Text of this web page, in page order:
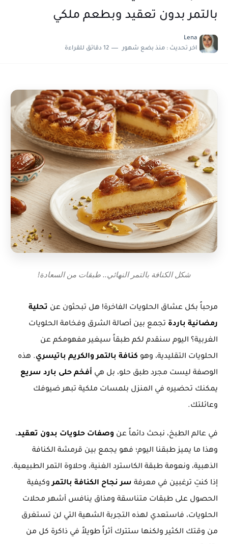
بالتمر بدون تعقيد وبطعم ملكي
Lena
اخر تحديث : منذ بضع شهور 12 دقائق للقراءة
شكل الكنافة بالتمر النهائي.. طبقات من السعادة!
مرحباً بكل عشاق الحلويات الفاخرة! هل تبحثون عن تحلية
رمضانية باردة تجمع بين أصالة الشرق وفخامة الحلويات
الغربية؟ اليوم سنقدم لكم طبقاً سيغير مفهومكم عن
الحلويات التقليدية، وهو كنافة بالتمر والكريم باتيسري. هذه
الوصفة ليست مجرد طبق حلو، بل هي أفخم حلى بارد سريع
يمكنك تحضيره في المنزل بلمسات ملكية تبهر ضيوفك
وعائلتك.
في عالم الطبخ، نبحث دائماً عن وصفات حلويات بدون تعقيد،
وهذا ما يميز طبقنا اليوم؛ فهو يجمع بين قرمشة الكنافة
الذهبية، ونعومة طبقة الكاسترد الغنية، وحلاوة التمر الطبيعية.
إذا كنتِ ترغبين في معرفة سر نجاح الكنافة بالتمروكيفية
الحصول على طبقات متناسقة ومذاق ينافس أشهر محلات
الحلويات، فاستعدي لهذه التجربة الشهية التي لن تستغرق
من وقتك الكثير ولكنها ستترك أثراً طويلاً في ذاكرة كل من